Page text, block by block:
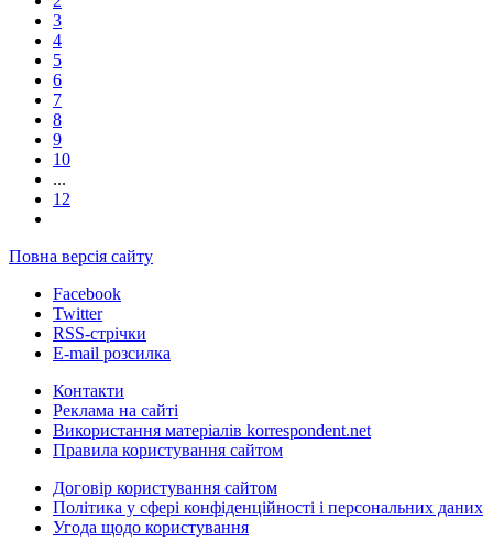
3
4
5
6
7
8
9
10
...
12
Повна версія сайту
Facebook
Twitter
RSS-стрічки
E-mail розсилка
Контакти
Реклама на сайті
Використання матеріалів korrespondent.net
Правила користування сайтом
Договір користування сайтом
Політика у сфері конфіденційності і персональних даних
Угода щодо користування